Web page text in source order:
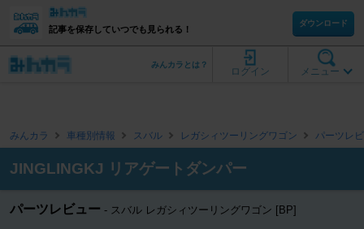
記事を保存していつでも見られる！
ダウンロード
メニュー
ログイン
みんカラとは？
みんカラ 車種別情報 スバル レガシィツーリングワゴン パーツレ
JINGLINGKJ リアゲートダンパー
パーツレビュー スバル レガシィツーリングワゴン [BP]